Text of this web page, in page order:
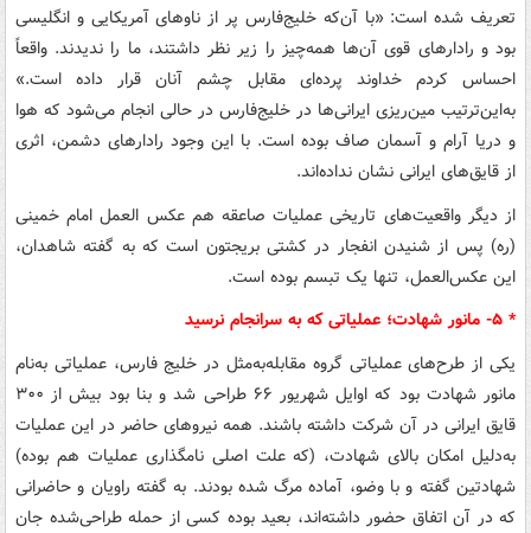
تعریف شده است: «با آن‌که خلیج‌فارس پر از ناوهای آمریکایی و انگلیسی
بود و رادارهای قوی آن‌ها همه‌چیز را زیر نظر داشتند، ما را ندیدند. واقعاً
احساس کردم خداوند پرده‌ای مقابل چشم آنان قرار داده است.»
به‌این‌ترتیب مین‌ریزی ایرانی‌ها در خلیج‌فارس در حالی انجام می‌شود که هوا
و دریا آرام و آسمان صاف بوده است. با این وجود رادارهای دشمن، اثری
از قایق‌های ایرانی نشان نداده‌اند.
از دیگر واقعیت‌های تاریخی عملیات صاعقه هم عکس العمل امام خمینی
(ره) پس از شنیدن انفجار در کشتی بریجتون است که به گفته شاهدان،
این عکس‌العمل، تنها یک تبسم بوده است.
* ۵- مانور شهادت؛ عملیاتی که به سرانجام نرسید
یکی از طرح‌های عملیاتی گروه مقابله‌به‌مثل در خلیج فارس، عملیاتی به‌نام
مانور شهادت بود که اوایل شهریور ۶۶ طراحی شد و بنا بود بیش از ۳۰۰
قایق ایرانی در آن شرکت داشته باشند. همه نیروهای حاضر در این عملیات
به‌دلیل امکان بالای شهادت، (که علت اصلی نامگذاری عملیات هم بوده)
شهادتین گفته و با وضو، آماده مرگ شده بودند. به گفته راویان و حاضرانی
که در آن اتفاق حضور داشته‌اند، بعید بوده کسی از حمله طراحی‌شده جان